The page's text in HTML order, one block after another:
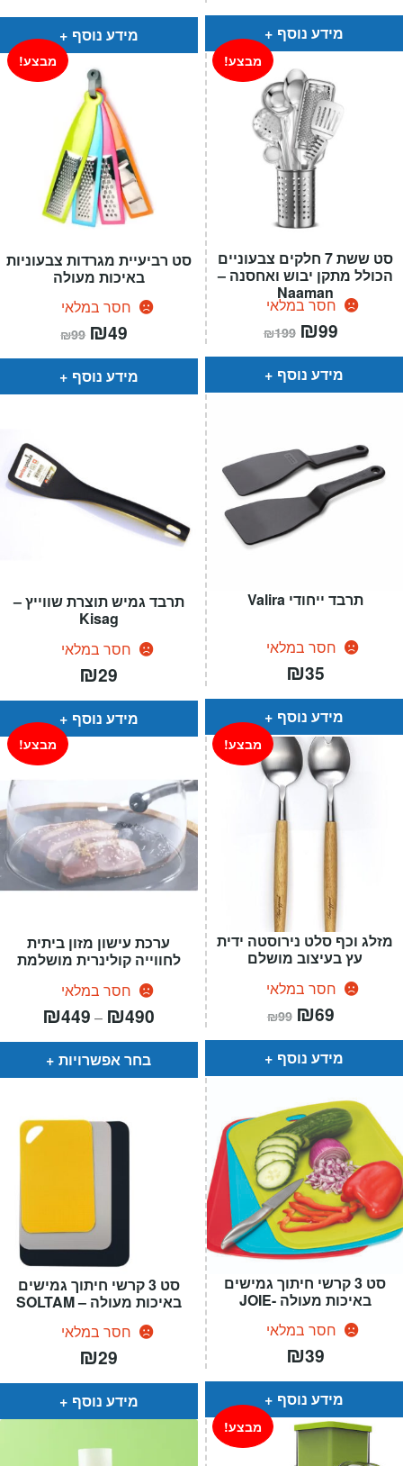
היה:
₪169.
הוא:
מידע נוסף
היה:
₪49.
הוא:
מידע נוסף
סט רביעיית מגרדות צבעוניות
באיכות מעולה
חסר במלאי
מבצע!
₪99 המחיר
המקורי
היה:
₪99.
₪49
הוא:
מידע נוסף
סט ששת 7 חלקים צבעוניים
הכולל מתקן יבוש ואחסנה –
Naaman
חסר במלאי
מבצע!
₪199 המחיר
המקורי
היה:
₪199.
₪99
הוא:
מידע נוסף
תרבד גמיש תוצרת שווייץ –
Kisag
חסר במלאי
₪29
מידע נוסף
תרבד ייחודי Valira
חסר במלאי
₪35
מידע נוסף
ערכת עישון מזון ביתית
לחווייה קולינרית מושלמת
חסר במלאי
מבצע!
₪449 – ₪490
⁦₪449⁩
בחר אפשרויות
מזלג וכף סלט נירוסטה ידית
עץ בעיצוב מושלם
חסר במלאי
מבצע!
₪99 המחיר
המקורי
היה:
₪99.
₪69
הוא:
מידע נוסף
סט 3 קרשי חיתוך גמישים
באיכות מעולה – SOLTAM
חסר במלאי
₪29
מידע נוסף
סט 3 קרשי חיתוך גמישים
באיכות מעולה -JOIE
חסר במלאי
₪39
מידע נוסף
מבצע!